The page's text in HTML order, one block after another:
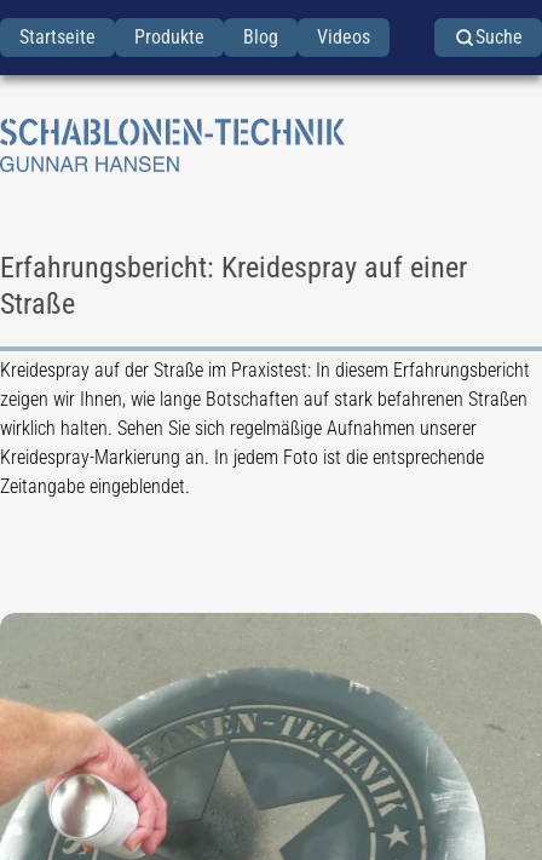
Startseite Produkte Blog Videos Suche
Erfahrungsbericht: Kreidespray auf einer
Straße
Kreidespray auf der Straße im Praxistest: In diesem Erfahrungsbericht
zeigen wir Ihnen, wie lange Botschaften auf stark befahrenen Straßen
wirklich halten. Sehen Sie sich regelmäßige Aufnahmen unserer
Kreidespray-Markierung an. In jedem Foto ist die entsprechende
Zeitangabe eingeblendet.